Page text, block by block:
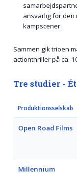
ansvarlig for den
kampscener.
Sammen gik trioen
actionthriller på ca.
Tre studier -
Produktionsselskab
Open Road Films
Millennium